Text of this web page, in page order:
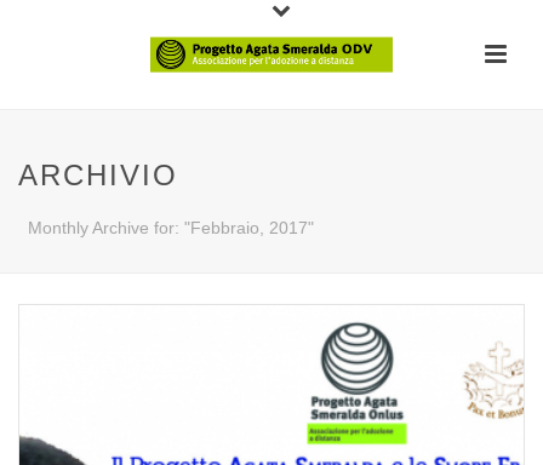
ARCHIVIO
Monthly Archive for: "Febbraio, 2017"